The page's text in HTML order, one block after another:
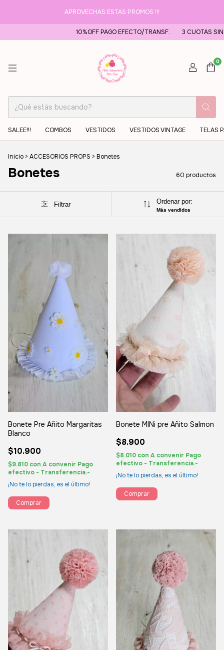
APROVECHAS ESTAS PROMOS !!!
10%OFF PAGO EFECTO/TRANSF. 3 CUOTAS SIN INTERES EN
0
SALEE!!! COMBOS VESTIDOS VESTIDOS VINTAGE TELAS
Inicio > ACCESORIOS PROPS > Bonetes
Bonetes 60 productos
Filtrar Ordenar por:
Más vendidos
Bonete Pre Añito Margaritas
Blanco
$10.900
$9.810 con A convenir Pago
efectivo - Transferencia.-
¡No te lo pierdas, es el último!
Comprar
Bonete MINi pre Añito Salmon
$8.900
$8.010 con A convenir Pago
efectivo - Transferencia.-
¡No te lo pierdas, es el último!
Comprar